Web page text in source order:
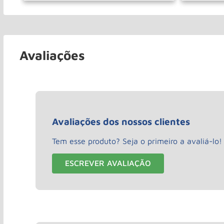
Avaliações
Avaliações dos nossos clientes
Tem esse produto? Seja o primeiro a avaliá-lo!
ESCREVER AVALIAÇÃO